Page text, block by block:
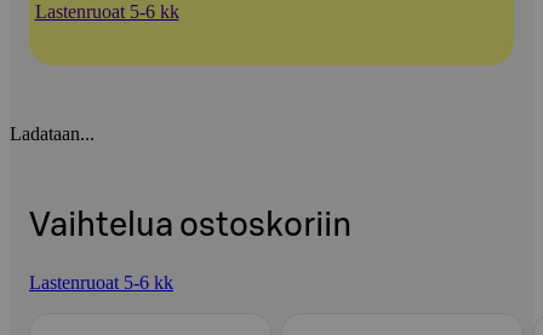
Lastenruoat 5-6 kk
Ladataan...
Vaihtelua ostoskoriin
Lastenruoat 5-6 kk